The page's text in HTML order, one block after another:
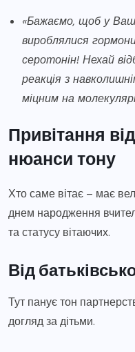
«Бажаємо, щоб у
вироблялися
серотонін! Нехай
реакція з
міцним на
Привітання
нюанси тону
Хто саме вітає – має
днем народження
та статусу вітаючих.
Від
Тут панує тон
догляд за дітьми.